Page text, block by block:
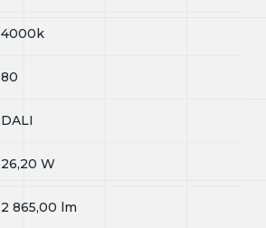
4000k
80
DALI
26,20 W
2 865,00 lm